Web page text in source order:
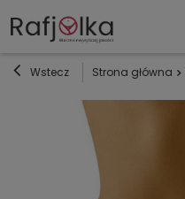
Wstecz Strona główna